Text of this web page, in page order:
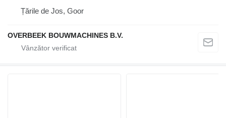
Țările de Jos, Goor
OVERBEEK BOUWMACHINES B.V.